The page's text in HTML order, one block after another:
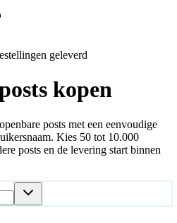
geleverd
kopen
posts met een eenvoudige
Kies 50 tot 10.000
posts en de levering start binnen